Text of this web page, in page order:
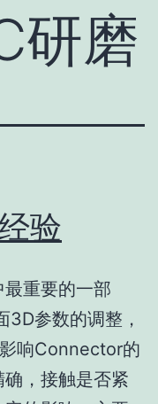
研磨
验
重要的一部
参数的调整，
响Connector的
，接触是否紧